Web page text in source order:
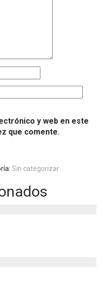
y web en este
que comente.
Sin categorizar